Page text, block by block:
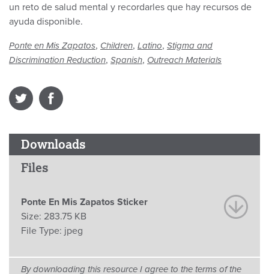
un reto de salud mental y recordarles que hay recursos de
ayuda disponible.
Ponte en Mis Zapatos, Children, Latino, Stigma and
Discrimination Reduction, Spanish, Outreach Materials
Downloads
Files
Ponte En Mis Zapatos Sticker
Size: 283.75 KB
File Type: jpeg
By downloading this resource I agree to the terms of the